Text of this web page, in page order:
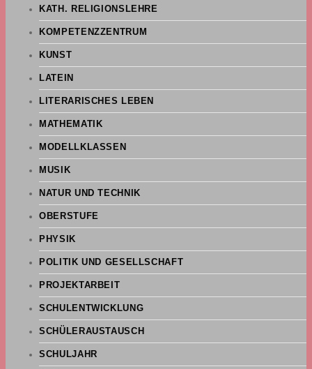
KATH. RELIGIONSLEHRE
KOMPETENZZENTRUM
KUNST
LATEIN
LITERARISCHES LEBEN
MATHEMATIK
MODELLKLASSEN
MUSIK
NATUR UND TECHNIK
OBERSTUFE
PHYSIK
POLITIK UND GESELLSCHAFT
PROJEKTARBEIT
SCHULENTWICKLUNG
SCHÜLERAUSTAUSCH
SCHULJAHR